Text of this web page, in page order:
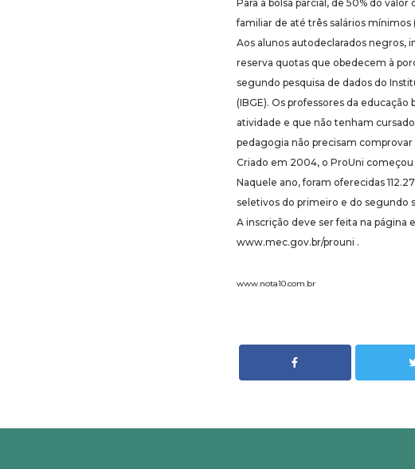
Para a bolsa parcial, de 50% do
familiar de até três salários mínimos
Aos alunos autodeclarados negros,
reserva quotas que obedecem à
segundo pesquisa de dados do
(IBGE). Os professores da
atividade e que não tenham
pedagogia não precisam
Criado em 2004, o ProUni
Naquele ano, foram oferecidas
seletivos do primeiro e do segundo
A inscrição deve ser feita na página
www.mec.gov.br/prouni .
www.nota10.com.br